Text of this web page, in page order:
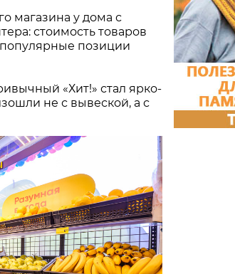
магазина у дома с
стоимость товаров
популярные позиции
«Хит!» стал ярко-
не с вывеской, а с